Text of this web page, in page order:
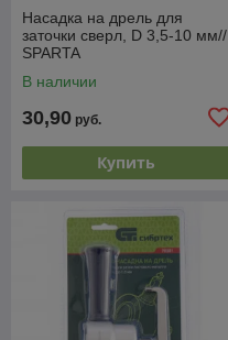
Насадка на дрель для
заточки сверл, D 3,5-10 мм//
SPARTA
В наличии
30,90 руб.
Купить